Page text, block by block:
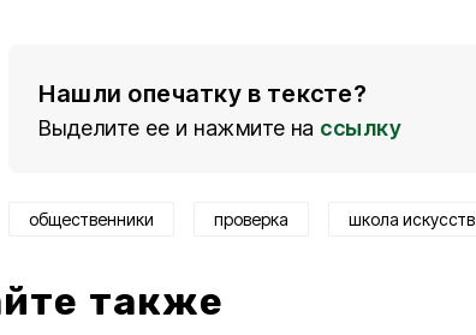
Нашли опечатку в тексте?
Выделите ее и нажмите на ссылку
общественники проверка школа искусств
также